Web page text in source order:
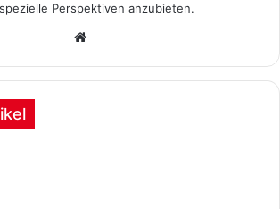
Perspektiven anzubieten.